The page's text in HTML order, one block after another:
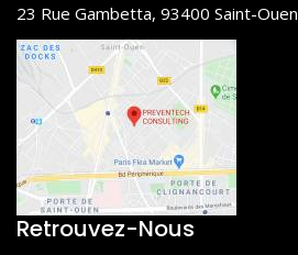
23 Rue Gambetta, 93400 Saint-Ouen
Retrouvez-Nous